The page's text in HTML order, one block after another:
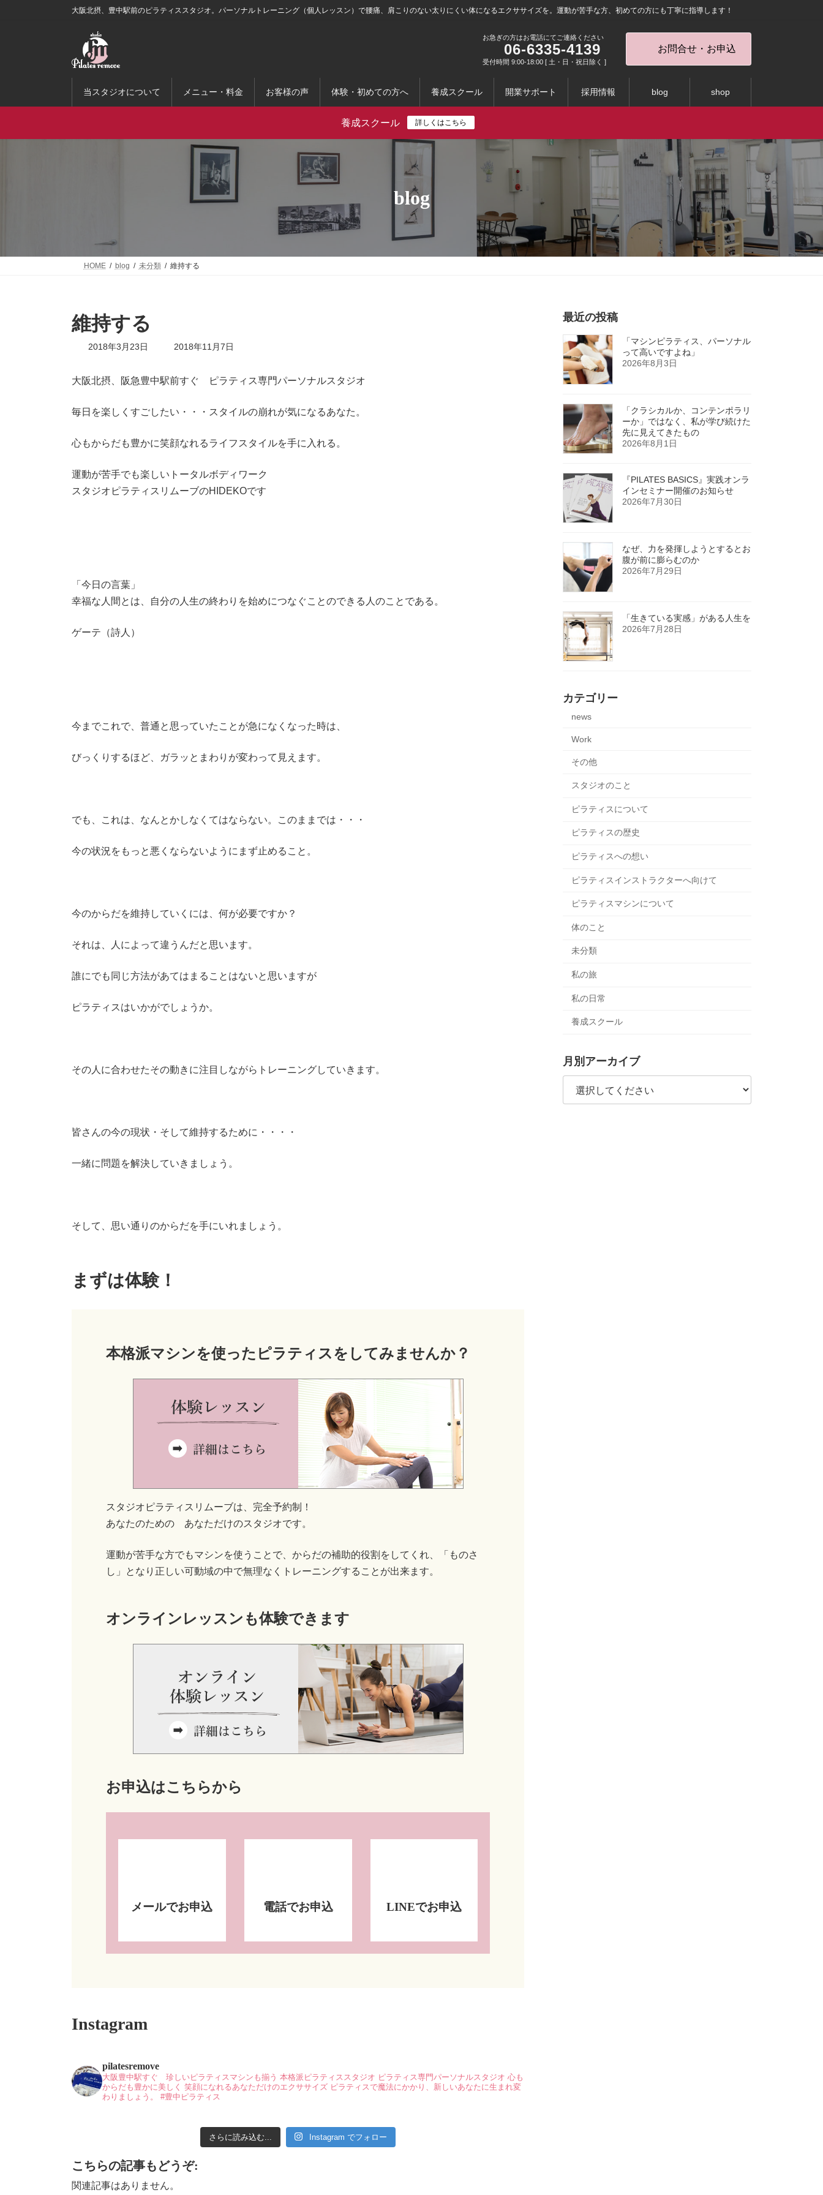
ッ
移
大阪北摂、豊中駅前のピラティススタジオ。パーソナルトレーニング（個人レッスン）で腰痛、肩こりのない太りにくい体になるエクササイズを。運動が苦手な方、初めての方にも丁寧に指導します！
お急ぎの方はお電話にてご連絡ください
06-6335-4139
受付時間 9:00-18:00 [ 土・日・祝日除く ]
お問合せ・お申込
当スタジオについて メニュー・料金 お客様の声 体験・初めての方へ 養成スクール 開業サポート 採用情報 blog shop
養成スクール 詳しくはこちら
blog
HOME blog 未分類 維持する
維持する
2018年3月23日
最
新
:
2018年11月7日
大阪北摂、阪急豊中駅前すぐ ピラティス専門パーソナルスタジオ
毎日を楽しくすごしたい・・・スタイルの崩れが気になるあなた。
心もからだも豊かに笑顔なれるライフスタイルを手に入れる。
運動が苦手でも楽しいトータルボディワーク
スタジオピラティスリムーブのHIDEKOです
「今日の言葉」
幸福な人間とは、自分の人生の終わりを始めにつなぐことのできる人のことである。
ゲーテ（詩人）
今までこれで、普通と思っていたことが急になくなった時は、
びっくりするほど、ガラッとまわりが変わって見えます。
でも、これは、なんとかしなくてはならない。このままでは・・・
今の状況をもっと悪くならないようにまず止めること。
今のからだを維持していくには、何が必要ですか？
それは、人によって違うんだと思います。
誰にでも同じ方法があてはまることはないと思いますが
ピラティスはいかがでしょうか。
その人に合わせたその動きに注目しながらトレーニングしていきます。
皆さんの今の現状・そして維持するために・・・・
一緒に問題を解決していきましょう。
そして、思い通りのからだを手にいれましょう。
まずは体験！
本格派マシンを使ったピラティスをしてみませんか？
スタジオピラティスリムーブは、完全予約制！
あなたのための あなただけのスタジオです。
運動が苦手な方でもマシンを使うことで、からだの補助的役割をしてくれ、「ものさ
し」となり正しい可動域の中で無理なくトレーニングすることが出来ます。
オンラインレッスンも体験できます
お申込はこちらから
メールでお申込 電話でお申込 LINEでお申込
Instagram
pilatesremove
大阪豊中駅すぐ 珍しいピラティスマシンも揃う 本格派ピラティススタジオ ピラティス専門パーソナルスタジオ 心も
からだも豊かに美しく 笑顔になれるあなただけのエクササイズ ピラティスで魔法にかかり、新しいあなたに生まれ変
わりましょう。
#豊中ピラティス
さらに読み込む... Instagram でフォロー
こちらの記事もどうぞ:
関連記事はありません。
最近の投稿
「マシンピラティス、パーソナル
って高いですよね」
2026年8月3日
「クラシカルか、コンテンポラリ
ーか」ではなく、私が学び続けた
先に見えてきたもの
2026年8月1日
『PILATES BASICS』実践オンラ
インセミナー開催のお知らせ
2026年7月30日
なぜ、力を発揮しようとするとお
腹が前に膨らむのか
2026年7月29日
「生きている実感」がある人生を
2026年7月28日
カテゴリー
news
Work
その他
スタジオのこと
ピラティスについて
ピラティスの歴史
ピラティスへの想い
ピラティスインストラクターへ向けて
ピラティスマシンについて
体のこと
未分類
私の旅
私の日常
養成スクール
月別アーカイブ